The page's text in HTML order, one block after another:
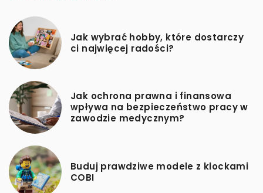
Jak wybrać hobby, które dostarczy
ci najwięcej radości?
Jak ochrona prawna i finansowa
wpływa na bezpieczeństwo pracy w
zawodzie medycznym?
Buduj prawdziwe modele z klockami
COBI